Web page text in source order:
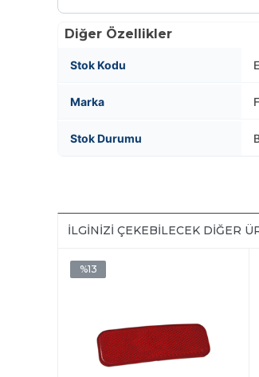
Diğer Özellikler
Stok Kodu
Marka
Stok Durumu
İLGINIZI ÇEKEBILECEK DIĞER
%13